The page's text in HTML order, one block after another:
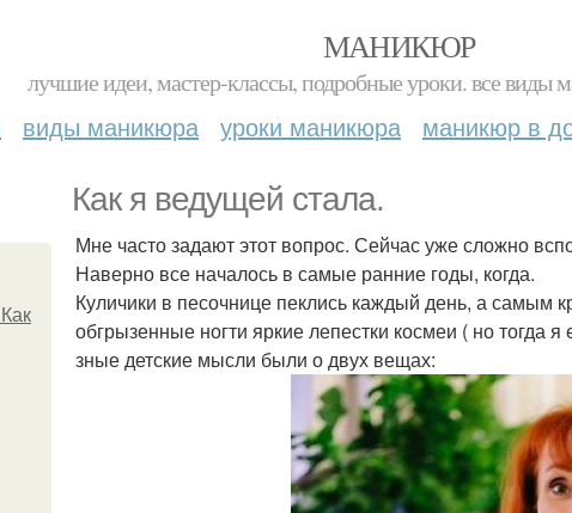
МАНИКЮР
лучшие идеи, мастер-классы, подробные уроки. все виды
виды маникюра уроки маникюра маникюр в
Как я ведущей стала.
Мне часто задают этот вопрос. Сейчас уже сложно
Наверно все началось в самые ранние годы, когда.
Куличики в песочнице пеклись каждый день, а
обгрызенные ногти яркие лепестки космеи ( но тогда
зные детские мысли были о двух вещах: